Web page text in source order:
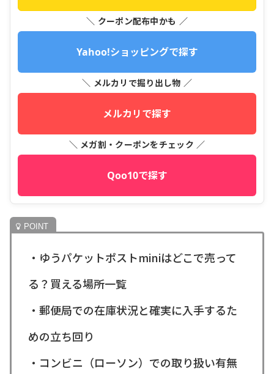
＼ クーポン配布中かも ／
Yahoo!ショッピングで探す
＼ メルカリで掘り出し物 ／
メルカリで探す
＼ メガ割・クーポンをチェック ／
Qoo10で探す
・ゆうパケットポストminiはどこで売って
る？買える場所一覧
・郵便局での在庫状況と確実に入手するた
めの立ち回り
・コンビニ（ローソン）での取り扱い有無